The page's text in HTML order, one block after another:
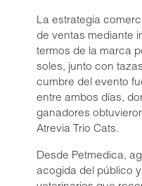
Enro-Tabs® 150 FT
Enro-Tabs® 50 FT
Liquacef C
Liquamox® C
Otiderma-Cef®
Panaural ® 6X
Tobrasone®
Vetamycon 6X
La estrategia
de ventas mediante
termos de la marca
soles, junto con
cumbre del evento
entre ambos días,
ganadores
Atrevia Trio Cats.
Desde Petmedica,
acogida del público